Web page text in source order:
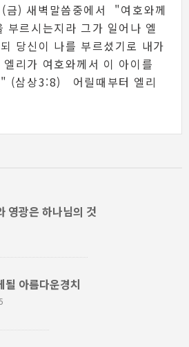
) 새벽말씀중에서 "여호와께
부르시는지라 그가 일어나 엘
당신이 나를 부르셨기로 내가
리가 여호와께서 이 아이를
" (삼상3:8) 어릴때부터 엘리
영광은 하나님의 것
될 아름다운경치